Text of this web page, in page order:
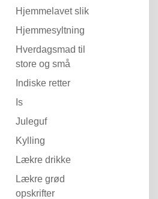
Hjemmelavet slik
Hjemmesyltning
Hverdagsmad til
store og små
Indiske retter
Is
Juleguf
Kylling
Lækre drikke
Lækre grød
opskrifter